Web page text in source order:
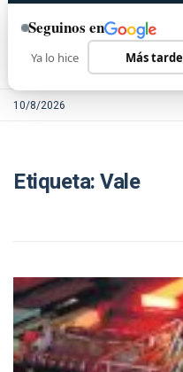
10/8/2026
Etiqueta:Vale
Seguinos en
Ya lo hice Más tarde